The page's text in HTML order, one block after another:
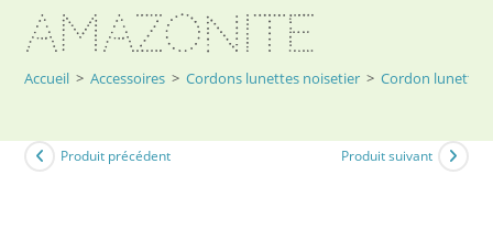
Amazonite
Accueil > Accessoires > Cordons lunettes noisetier > Cordon lunette
Produit précédent Produit suivant